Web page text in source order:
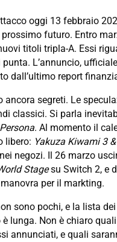
oggi 13 febbraio
futuro. Entro
titoli tripla-A. Essi
L’annuncio,
dall’ultimo report
ancora segreti. Le
classici. Si parla
Persona. Al momento il
libero: Yakuza Kiwami 3
negozi. Il 26 marzo
Stagesu Switch 2, e
per il markting.
sono pochi, e la lista
lunga. Non è chiaro
annunciati, e quali